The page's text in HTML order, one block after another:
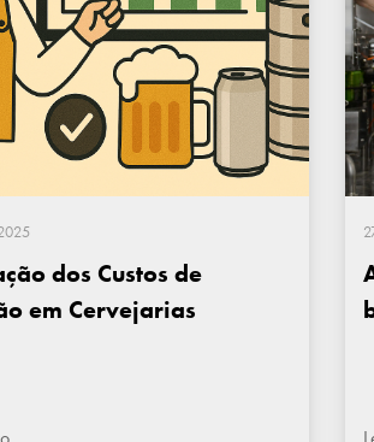
dos Custos de
em Cervejarias